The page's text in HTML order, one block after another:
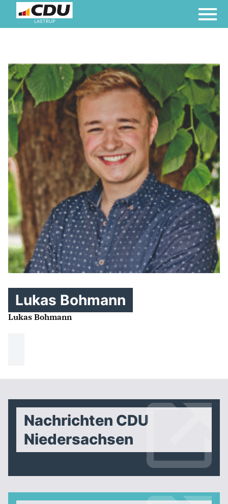
LASTRUP
Lukas Bohmann
Lukas Bohmann
Nachrichten CDU
Niedersachsen